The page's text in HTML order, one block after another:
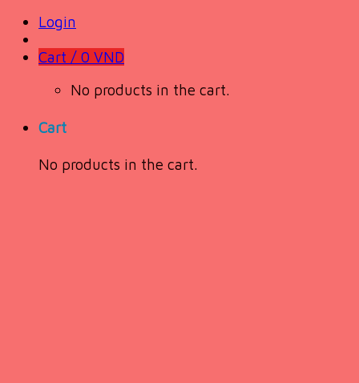
Login
Cart / 0 VND
No products in the cart.
Cart
No products in the cart.